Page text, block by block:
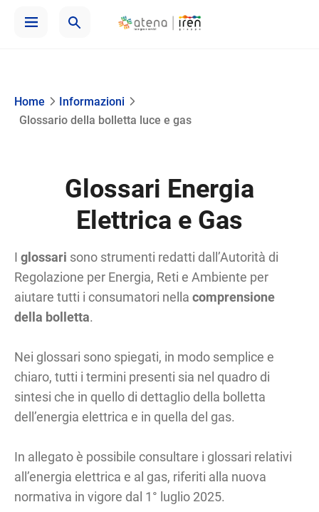
Home
Informazioni
Glossario della bolletta luce e gas
Glossari Energia
Elettrica e Gas
Iglossari sono strumenti redatti dall’Autorità di
Regolazione per Energia, Reti e Ambiente per
aiutare tutti i consumatori nellacomprensione
della bolletta.
Nei glossari sono spiegati, in modo semplice e
chiaro, tutti i termini presenti sia nel quadro di
sintesi che in quello di dettaglio della bolletta
dell’energia elettrica e in quella del gas.
In allegato è possibile consultare i glossari relativi
all’energia elettrica e al gas, riferiti alla nuova
normativa in vigore dal 1° luglio 2025.